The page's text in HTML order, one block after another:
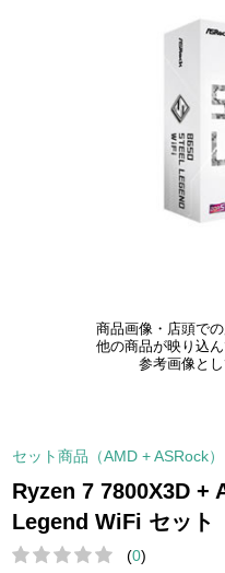
商品画像・店頭で
他の商品が映り込
参考画像とし
セット商品（AMD + ASRock）
Ryzen 7 7800X3D +
Legend WiFi セット
(0)